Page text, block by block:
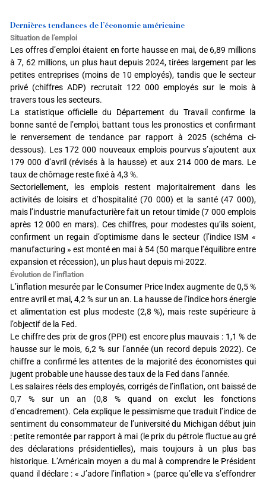
Dernières tendances de l’économie américaine
Situation de l’emploi
Les offres d’emploi étaient en forte hausse en mai, de 6,89 millions
à 7, 62 millions, un plus haut depuis 2024, tirées largement par les
petites entreprises (moins de 10 employés), tandis que le secteur
privé (chiffres ADP) recrutait 122 000 employés sur le mois à
travers tous les secteurs.
La statistique officielle du Département du Travail confirme la
bonne santé de l’emploi, battant tous les pronostics et confirmant
le renversement de tendance par rapport à 2025 (schéma ci-
dessous). Les 172 000 nouveaux emplois pourvus s’ajoutent aux
179 000 d’avril (révisés à la hausse) et aux 214 000 de mars. Le
taux de chômage reste fixé à 4,3 %.
Sectoriellement, les emplois restent majoritairement dans les
activités de loisirs et d’hospitalité (70 000) et la santé (47 000),
mais l’industrie manufacturière fait un retour timide (7 000 emplois
après 12 000 en mars). Ces chiffres, pour modestes qu’ils soient,
confirment un regain d’optimisme dans le secteur (l’indice ISM «
manufacturing » est monté en mai à 54 (50 marque l’équilibre entre
expansion et récession), un plus haut depuis mi-2022.
Évolution de l’inflation
L’inflation mesurée par le Consumer Price Index augmente de 0,5 %
entre avril et mai, 4,2 % sur un an. La hausse de l’indice hors énergie
et alimentation est plus modeste (2,8 %), mais reste supérieure à
l’objectif de la Fed.
Le chiffre des prix de gros (PPI) est encore plus mauvais : 1,1 % de
hausse sur le mois, 6,2 % sur l’année (un record depuis 2022). Ce
chiffre a confirmé les attentes de la majorité des économistes qui
jugent probable une hausse des taux de la Fed dans l’année.
Les salaires réels des employés, corrigés de l’inflation, ont baissé de
0,7 % sur un an (0,8 % quand on exclut les fonctions
d’encadrement). Cela explique le pessimisme que traduit l’indice de
sentiment du consommateur de l’université du Michigan début juin
: petite remontée par rapport à mai (le prix du pétrole fluctue au gré
des déclarations présidentielles), mais toujours à un plus bas
historique. L’Américain moyen a du mal à comprendre le Président
quand il déclare : « J’adore l’inflation » (parce qu’elle va s’effondrer